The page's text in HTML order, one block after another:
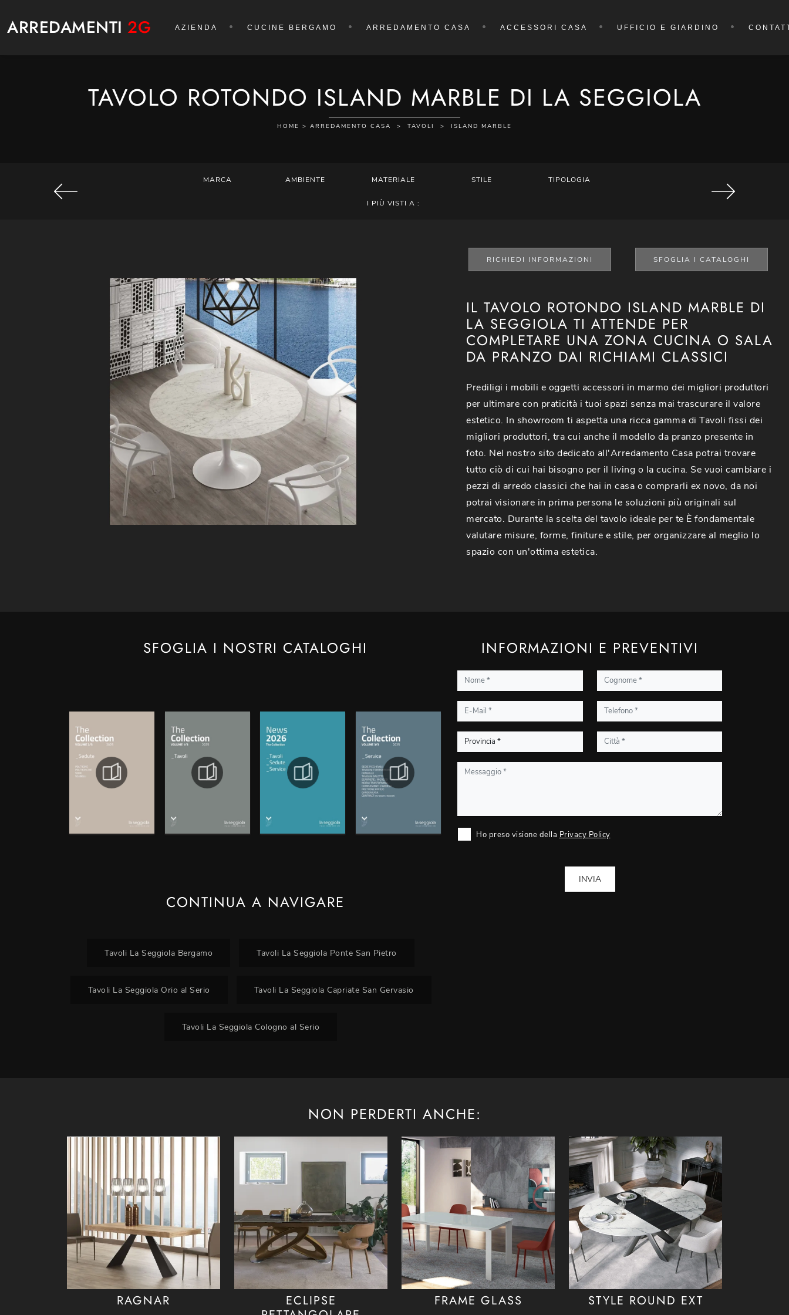
ARREDAMENTI 2G AZIENDA CUCINE BERGAMO ARREDAMENTO CASA ACCESSORI CASA UFFICIO E GIARDINO
TAVOLO ROTONDO ISLAND MARBLE DI LA SEGGIOLA
HOME > ARREDAMENTO CASA > TAVOLI > ISLAND MARBLE
MARCA AMBIENTE MATERIALE STILE TIPOLOGIA
I PIÙ VISTI A :
RICHIEDI INFORMAZIONI SFOGLIA I CATALOGHI
IL TAVOLO ROTONDO ISLAND MARBLE DI
LA SEGGIOLA TI ATTENDE PER
COMPLETARE UNA ZONA CUCINA O SALA
DA PRANZO DAI RICHIAMI CLASSICI
Prediligi i mobili e oggetti accessori in marmo dei migliori produttori
per ultimare con praticità i tuoi spazi senza mai trascurare il valore
estetico. In showroom ti aspetta una ricca gamma di Tavoli fissi dei
migliori produttori, tra cui anche il modello da pranzo presente in
foto. Nel nostro sito dedicato all'Arredamento Casa potrai trovare
tutto ciò di cui hai bisogno per il living o la cucina. Se vuoi cambiare i
pezzi di arredo classici che hai in casa o comprarli ex novo, da noi
potrai visionare in prima persona le soluzioni più originali sul
mercato. Durante la scelta del tavolo ideale per te È fondamentale
valutare misure, forme, finiture e stile, per organizzare al meglio lo
spazio con un'ottima estetica.
SFOGLIA I NOSTRI CATALOGHI
CONTINUA A NAVIGARE
Tavoli La Seggiola Bergamo Tavoli La Seggiola Ponte San Pietro
Tavoli La Seggiola Orio al Serio Tavoli La Seggiola Capriate San Gervasio
Tavoli La Seggiola Cologno al Serio
INFORMAZIONI E PREVENTIVI
Ho preso visione della Privacy Policy
INVIA
NON PERDERTI ANCHE:
RAGNAR
ECLIPSE
FRAME GLASS STYLE ROUND EXT